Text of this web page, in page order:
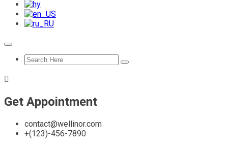
Get Appointment
contact@wellinor.com
+(123)-456-7890